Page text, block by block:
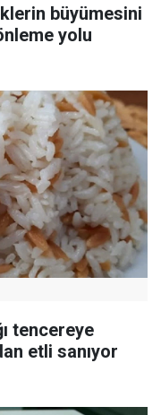
büyümesini
yolu
tencereye
etli sanıyor